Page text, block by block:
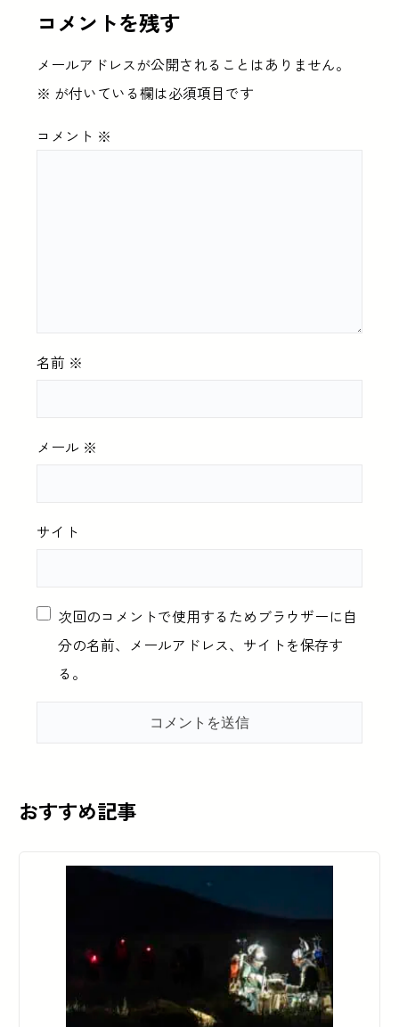
コメントを残す
メールアドレスが公開されることはありません。
※ が付いている欄は必須項目です
コメント ※
名前 ※
メール ※
サイト
次回のコメントで使用するためブラウザーに自
分の名前、メールアドレス、サイトを保存す
る。
おすすめ記事